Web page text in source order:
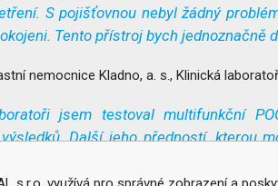
S pojišťovnou nebyl žádný
Tento přístroj bych jednoznačně
nemocnice Kladno, a. s., Klinická
jsem testoval multifunkční
Další jeho předností, kterou
kardiolog.“